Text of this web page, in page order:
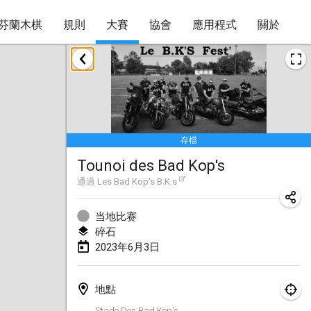
蘭木棋 規則 大賽 協會 應用程式 關於
存檔
Tounoi des Bad Kop's
通過 Les Bad Kop's B.K.s
当地比赛
碎石
2023年6月3日
地點
2023年1月
LE Tournoi de Noël
2023年1月14日|法國
Indoor Polish Championship - Halowe Mistrzostwa Polski w Mölkky
2023年1月14日| 波蘭
Tournoi Mixte ASPTTOM
2023年1月21日
US Mölkky Winter